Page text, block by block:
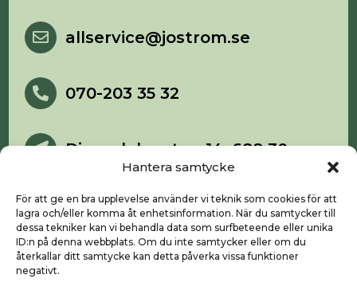
Hantera samtycke
För att ge en bra upplevelse använder vi teknik som cookies för att
lagra och/eller komma åt enhetsinformation. När du samtycker till
dessa tekniker kan vi behandla data som surfbeteende eller unika
ID:n på denna webbplats. Om du inte samtycker eller om du
återkallar ditt samtycke kan detta påverka vissa funktioner
negativt.
 allservice@jostrom.se
 070-203 35 32

Djupadalsgatan 14, 688 30
Storfors
Start